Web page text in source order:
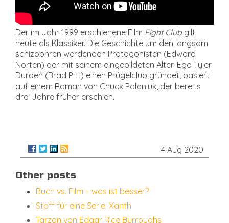
Der im Jahr 1999 erschienene Film Fight Club gilt
heute als Klassiker. Die Geschichte um den langsam
schizophren werdenden Protagonisten (Edward
Norten) der mit seinem eingebildeten Alter-Ego Tyler
Durden (Brad Pitt) einen Prügelclub gründet, basiert
auf einem Roman von Chuck Palaniuk, der bereits
drei Jahre früher erschien.
4 Aug 2020
Other posts
Buch vs. Film – was ist besser?
Stoff für eine Serie: Xanth
Tarzan von Edgar Rice Burroughs